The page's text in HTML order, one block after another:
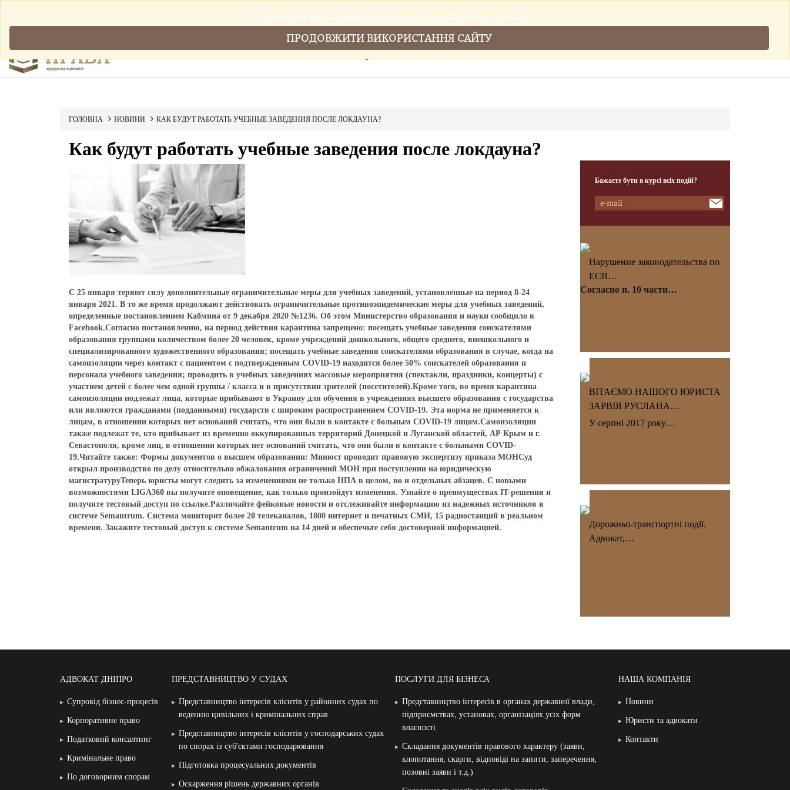
Головна Послуги Новини Cтатті Клієнти Наша Команда Контакти
ГОЛОВНА НОВИНИ КАК БУДУТ РАБОТАТЬ УЧЕБНЫЕ ЗАВЕДЕНИЯ ПОСЛЕ ЛОКДАУНА?
Как будут работать учебные заведения после локдауна?
С 25 января теряют силу дополнительные ограничительные меры для учебных заведений, установленные на период 8-24
января 2021. В то же время продолжают действовать ограничительные противоэпидемические меры для учебных заведений,
определенные постановлением Кабмина от 9 декабря 2020 №1236. Об этом Министерство образования и науки сообщило в
Facebook.Согласно постановлению, на период действия карантина запрещено: посещать учебные заведения соискателями
образования группами количеством более 20 человек, кроме учреждений дошкольного, общего среднего, внешкольного и
специализированного художественного образования; посещать учебные заведения соискателями образования в случае, когда на
самоизоляции через контакт с пациентом с подтвержденным COVID-19 находится более 50% соискателей образования и
персонала учебного заведения; проводить в учебных заведениях массовые мероприятия (спектакли, праздники, концерты) с
участием детей с более чем одной группы / класса и в присутствии зрителей (посетителей).Кроме того, во время карантина
самоизоляции подлежат лица, которые прибывают в Украину для обучения в учреждениях высшего образования с государства
или являются гражданами (подданными) государств с широким распространением COVID-19. Эта норма не применяется к
лицам, в отношении которых нет оснований считать, что они были в контакте с больным COVID-19 лицом.Самоизоляции
также подлежат те, кто прибывает из временно оккупированных территорий Донецкой и Луганской областей, АР Крым и г.
Севастополя, кроме лиц, в отношении которых нет оснований считать, что они были в контакте с больными COVID-
19.Читайте также: Формы документов о высшем образовании: Минюст проводит правовую экспертизу приказа МОНСуд
открыл производство по делу относительно обжалования ограничений МОН при поступлении на юридическую
магистратуруТеперь юристы могут следить за изменениями не только НПА в целом, но и отдельных абзацев. С новыми
возможностями LIGA360 вы получите оповещение, как только произойдут изменения. Узнайте о преимуществах IT-решения и
получите тестовый доступ по ссылке.Различайте фейковые новости и отслеживайте информацию из надежных источников в
системе Semantrum. Система мониторит более 20 телеканалов, 1800 интернет и печатных СМИ, 15 радиостанций в реальном
времени. Закажите тестовый доступ к системе Semantrum на 14 дней и обеспечьте себя достоверной информацией.
Бажаєте бути в курсі всіх подій?
Нарушение законодательства по
ЕСВ…
Согласно п. 10 части…
ВІТАЄМО НАШОГО ЮРИСТА
ЗАРВІЯ РУСЛАНА…
У серпні 2017 року…
Дорожньо-транспортні події.
Адвокат,…
АДВОКАТ ДНІПРО
Супровід бізнес-процесів
Корпоративне право
Податковий консалтинг
Кримінальне право
По договорним спорам
ПРЕДСТАВНИЦТВО У СУДАХ
Представництво інтересів клієнтів у районних судах по
веденню цивільних і кримінальних справ
Представництво інтересів клієнтів у господарських судах
по спорах із суб′єктами господарювання
Підготовка процесуальних документів
Оскарження рішень державних органів
ПОСЛУГИ ДЛЯ БІЗНЕСА
Представництво інтересів в органах державної влади,
підприємствах, установах, організаціях усіх форм
власності
Складання документів правового характеру (заяви,
клопотання, скарги, відповіді на запити, заперечення,
позовні заяви і т.д.)
НАША КОМПАНІЯ
Новини
Юристи та адвокати
Контакти
Ми збираемо та використовуемо файли cookies щоб зробити наш сайт краще.
ПРОДОВЖИТИ ВИКОРИСТАННЯ САЙТУ